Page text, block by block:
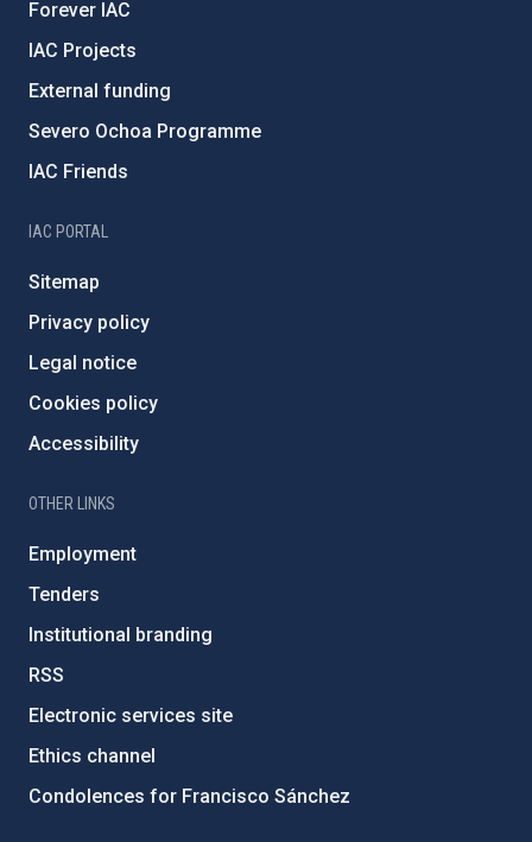
Forever IAC
IAC Projects
External funding
Severo Ochoa Programme
IAC Friends
IAC PORTAL
Sitemap
Privacy policy
Legal notice
Cookies policy
Accessibility
OTHER LINKS
Employment
Tenders
Institutional branding
RSS
Electronic services site
Ethics channel
Condolences for Francisco Sánchez